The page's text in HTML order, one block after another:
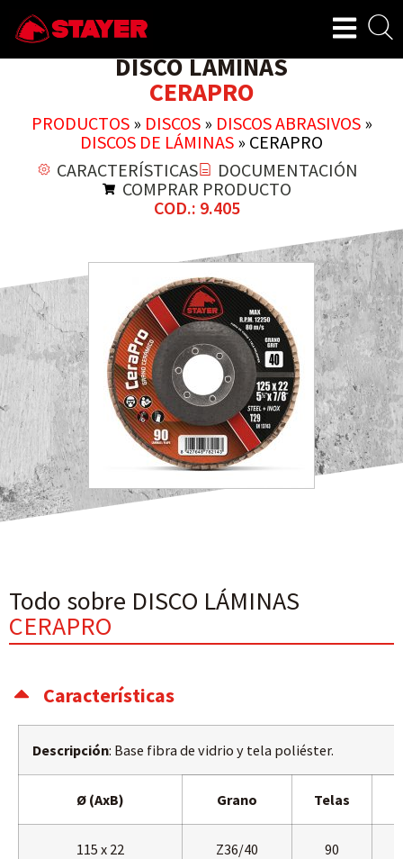
DISCO LÁMINAS
CERAPRO
PRODUCTOS» DISCOS» DISCOS ABRASIVOS»
DISCOS DE LÁMINAS » CERAPRO
CARACTERÍSTICAS
DOCUMENTACIÓN
COMPRAR PRODUCTO
COD.: 9.405
Todo sobre DISCO LÁMINAS
CERAPRO
Características
Descripción: Base fibra de vidrio y tela poliéster.
Ø (AxB) Grano Telas
115 x 22 Z36/40 90